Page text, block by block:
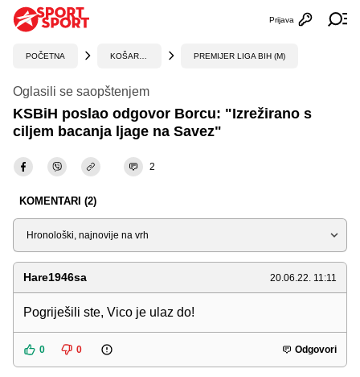
Otvori
Prijava
POČETNA PREMIJER LIGA BIH (M)
Oglasili se saopštenjem
KSBiH poslao odgovor Borcu: "Izrežirano s
ciljem bacanja ljage na Savez"
2
KOMENTARI (2)
Sortiraj
Hare1946sa 20.06.22. 11:11
Pogriješili ste, Vico je ulaz do!
0 0 Odgovori